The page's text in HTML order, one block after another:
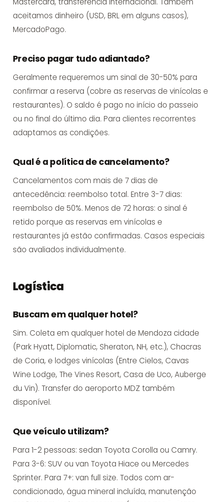
aceitamos dinheiro (USD, BRL em alguns casos),
MercadoPago.
Preciso pagar tudo adiantado?
Geralmente requeremos um sinal de 30-50% para
confirmar a reserva (cobre as reservas de vinícolas e
restaurantes). O saldo é pago no início do passeio
ou no final do último dia. Para clientes recorrentes
adaptamos as condições.
Qual é a política de cancelamento?
Cancelamentos com mais de 7 dias de
antecedência: reembolso total. Entre 3-7 dias:
reembolso de 50%. Menos de 72 horas: o sinal é
retido porque as reservas em vinícolas e
restaurantes já estão confirmadas. Casos especiais
são avaliados individualmente.
Logística
Buscam em qualquer hotel?
Sim. Coleta em qualquer hotel de Mendoza cidade
(Park Hyatt, Diplomatic, Sheraton, NH, etc.), Chacras
de Coria, e lodges vinícolas (Entre Cielos, Cavas
Wine Lodge, The Vines Resort, Casa de Uco, Auberge
du Vin). Transfer do aeroporto MDZ também
disponível.
Que veículo utilizam?
Para 1-2 pessoas: sedan Toyota Corolla ou Camry.
Para 3-6: SUV ou van Toyota Hiace ou Mercedes
Sprinter. Para 7+: van full size. Todos com ar-
condicionado, água mineral incluída, manutenção